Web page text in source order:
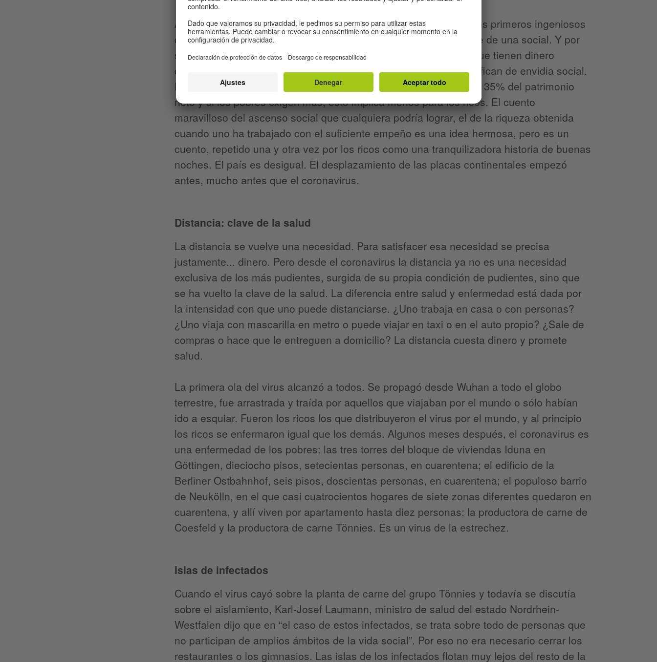
Apenas el distanciamiento social llegó a Alemania, aparecieron los primeros ingeniosos
que dijeron que se trataba mucho más de una distancia física que de una social. Y por
supuesto tenían razón: no cualquier distancia es distancia. Los que tienen dinero
quieren conservarlo. Lo que unos consideran injusto, otros lo califican de envidia social.
El porcentaje más rico de nuestra sociedad posee actualmente el 35% del patrimonio
neto y si los pobres exigen más, esto implica menos para los ricos. El cuento
maravilloso del ascenso social que cualquiera podría lograr, el de la riqueza obtenida
cuando uno ha trabajado con el suficiente empeño es una idea hermosa, pero es un
cuento, repetido una y otra vez por los ricos como una tranquilizadora historia de buenas
noches. El país es desigual. El desplazamiento de las placas continentales empezó
antes, mucho antes que el coronavirus.
Distancia: clave de la salud
La distancia se vuelve una necesidad. Para satisfacer esa necesidad se precisa
justamente... dinero. Pero desde el coronavirus la distancia ya no es una necesidad
exclusiva de los más pudientes, surgida de su propia condición de pudientes, sino que
se ha vuelto la clave de la salud. La diferencia entre salud y enfermedad está dada por
la intensidad con que uno puede distanciarse. ¿Uno trabaja en casa o con personas?
¿Uno viaja con mascarilla en metro o puede viajar en taxi o en el auto propio? ¿Sale de
compras o hace que le entreguen a domicilio? La distancia cuesta dinero y promete
salud.
La primera ola del virus alcanzó a todos. Se propagó desde Wuhan a todo el globo
terrestre, fue arrastrada y traída por aquellos que viajaban por el mundo o sólo habían
ido a esquiar. Fueron los ricos los que distribuyeron el virus por el mundo, y al principio
los ricos se enfermaron igual que los demás. Algunos meses después, el coronavirus es
una enfermedad de los pobres: las tres torres del bloque de viviendas Iduna en
Göttingen, dieciocho pisos, setecientas personas, en cuarentena; el edificio de la
Berliner Ostbahnhof, seis pisos, doscientas personas, en cuarentena; el populoso barrio
de Neukölln, en el que casi cuatrocientos hogares de siete zonas diferentes quedaron en
cuarentena, y allí viven por apartamento hasta diez personas; la productora de carne de
Coesfeld y la productora de carne Tönnies. Es un virus de la estrechez.
Islas de infectados
Cuando el virus cayó sobre la planta de carne del grupo Tönnies y todavía se discutía
sobre el aislamiento, Karl-Josef Laumann, ministro de salud del estado Nordrhein-
Westfalen dijo que en “el caso de estos infectados, se trata sobre todo de personas que
no participan de amplios ámbitos de la vida social”. Por eso no era necesario cerrar los
restaurantes o los gimnasios. Las islas de los infectados flotan muy lejos del resto de la